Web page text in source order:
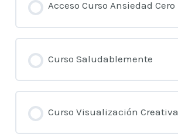
Acceso Curso Ansiedad Cero
Curso Saludablemente
Curso Visualización Creativa